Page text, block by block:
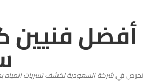
أفضل فنيين
نحرص فيشركة السعودية لكشف تسربات المياه